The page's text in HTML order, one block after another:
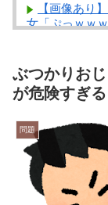
【画像あり
女「ぷっｗｗ
→ / VIP・ネタ
Antenna NEW!
昔は通販な
ママ友の家
たの見て（カ
(8/7 12:05)
やる夫は聖
/ まとめるZ
ぶつかりお
が危険すぎる
問題